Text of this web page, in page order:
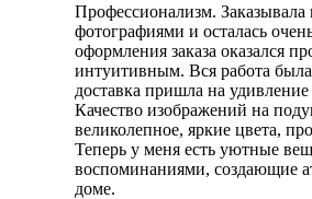
Профессионализм.
фотографиями и осталась
оформления заказа оказался
интуитивным. Вся работа
доставка пришла на
Качество изображений на
великолепное, яркие цвета,
Теперь у меня есть уютные
воспоминаниями, создающие
доме.